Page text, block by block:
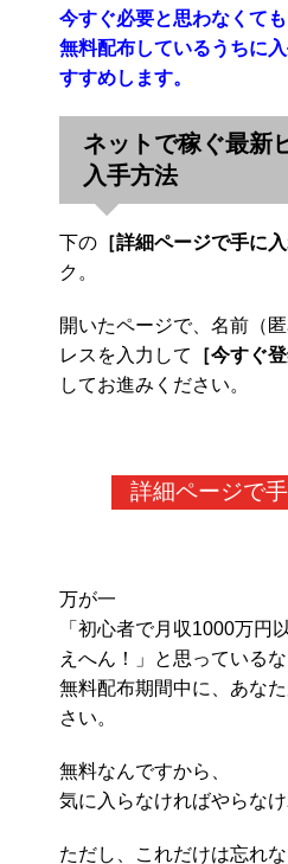
今すぐ必要と思わなくても
無料配布しているうちに
すすめします。
ネットで稼ぐ最新
入手方法
下の ［詳細ページで手に入
ク。
開いたページで、名前（
レスを入力して
［今すぐ
してお進みください。
詳細ページで
万が一
「初心者で月収1000万円
えへん！」と思っているな
無料配布期間中に、あな
さい。
無料なんですから、
気に入らなければやらなけ
ただし、これだけは忘れな